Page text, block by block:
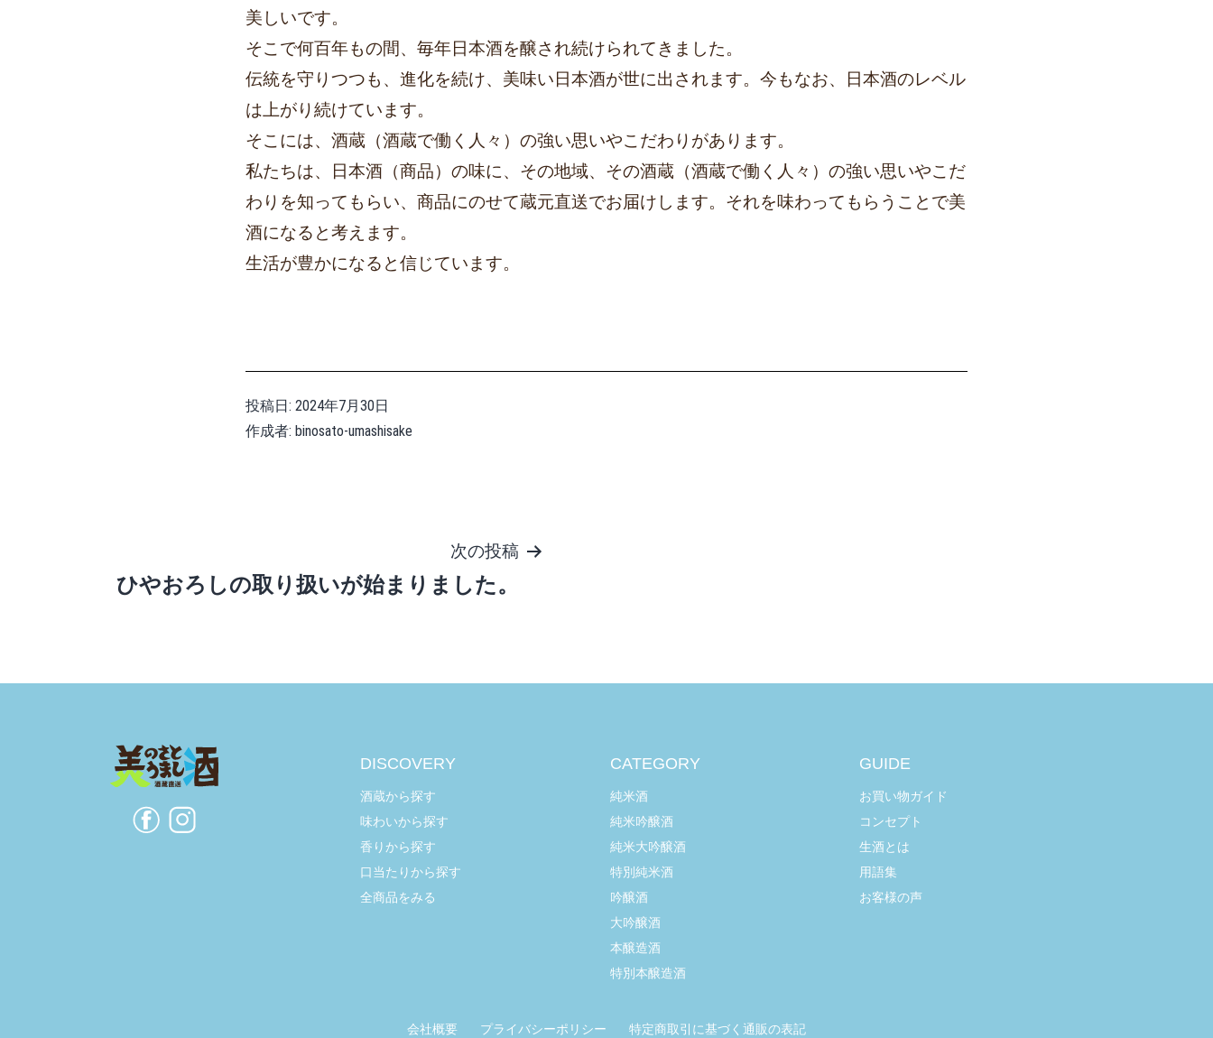
美しいです。
そこで何百年もの間、毎年日本酒を醸され続けられてきました。
伝統を守りつつも、進化を続け、美味い日本酒が世に出されます。今もなお、日本酒のレベル
は上がり続けています。
そこには、酒蔵（酒蔵で働く人々）の強い思いやこだわりがあります。
私たちは、日本酒（商品）の味に、その地域、その酒蔵（酒蔵で働く人々）の強い思いやこだ
わりを知ってもらい、商品にのせて蔵元直送でお届けします。それを味わってもらうことで美
酒になると考えます。
生活が豊かになると信じています。
投稿日: 2024年7月30日
作成者: binosato-umashisake
ン
次の投稿
ひやおろしの取り扱いが始まりました。
DISCOVERY
酒蔵から探す
味わいから探す
香りから探す
口当たりから探す
全商品をみる
CATEGORY
純米酒
純米吟醸酒
純米大吟醸酒
特別純米酒
吟醸酒
大吟醸酒
本醸造酒
特別本醸造酒
GUIDE
お買い物ガイド
コンセプト
生酒とは
用語集
お客様の声
会社概要 プライバシーポリシー 特定商取引に基づく通販の表記